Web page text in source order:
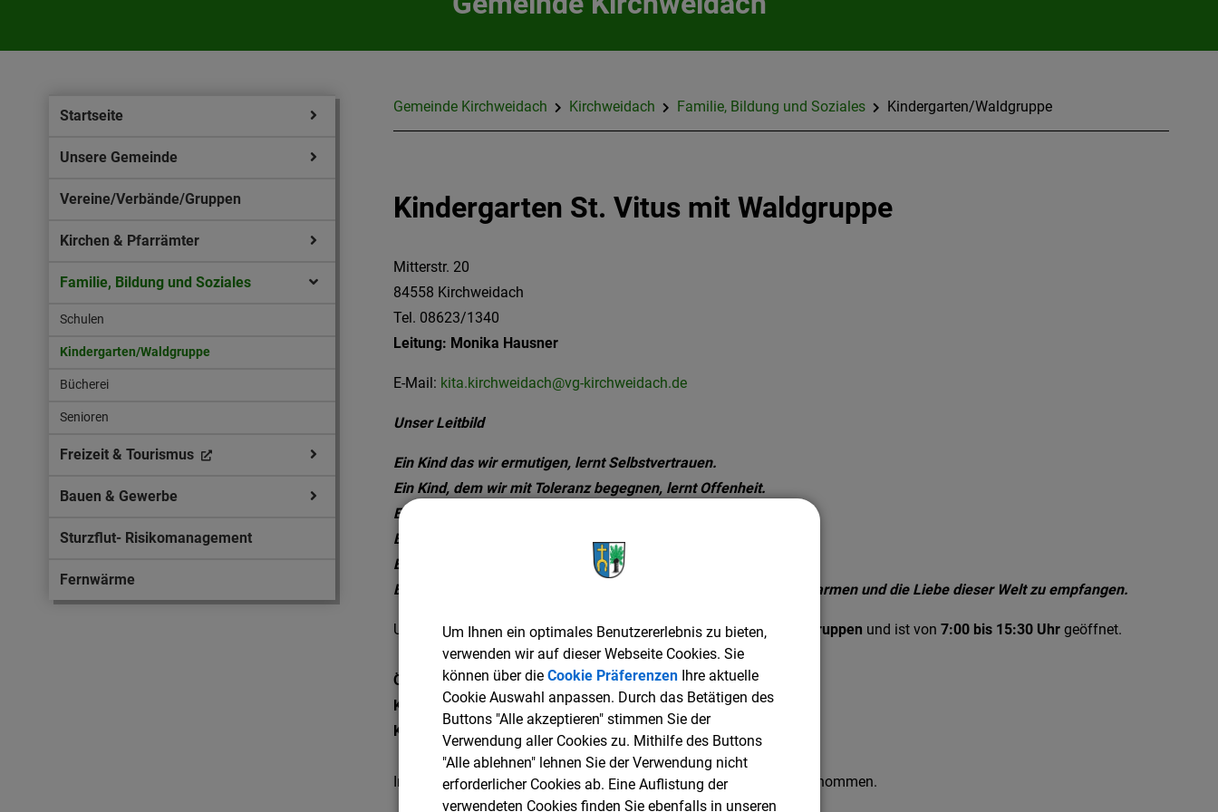
Startseite
Unsere Gemeinde
Vereine/Verbände/Gruppen
Kirchen & Pfarrämter
Familie, Bildung und Soziales
Schulen
Kindergarten/Waldgruppe
Bücherei
Senioren
Freizeit & Tourismus
Bauen & Gewerbe
Sturzflut- Risikomanagement
Fernwärme
Gemeinde Kirchweidach Kirchweidach Familie, Bildung und Soziales Kindergarten/Waldgruppe
Kindergarten St. Vitus mit Waldgruppe
Mitterstr. 20
84558 Kirchweidach
Tel. 08623/1340
Leitung: Monika Hausner
E-Mail: kita.kirchweidach@vg-kirchweidach.de
Unser Leitbild
Ein Kind das wir ermutigen, lernt Selbstvertrauen.
Ein Kind, dem wir mit Toleranz begegnen, lernt Offenheit.
Ein Kind, das Aufrichtigkeit erlebt, lernt Achtung.
Ein Kind, dem wir Zuneigung schenken, lernt Freundschaft.
Ein Kind, dem wir Geborgenheit geben, lernt Vertrauen.
Ein Kind, das geliebt und umarmt wird, lernt, zu lieben und zu umarmen und die Liebe dieser Welt zu empfangen.
Unsere Einrichtung umfasstvier Kindergarten- und zwei Krippengruppen und ist von 7:00 bis 15:30 Uhr geöffnet.
Öffnungszeiten:
Kindergarten: 07.00 bis 15.30 Uhr
Kinderkrippe: 07.00 bis 14.30 Uhr
In unsere Kinderkrippe werden Kinder ab dem 1. Geburtstag aufgenommen.
Um Ihnen ein optimales Benutzererlebnis zu bieten,
verwenden wir auf dieser Webseite Cookies. Sie
können über die Cookie PräferenzenIhre aktuelle
Cookie Auswahl anpassen. Durch das Betätigen des
Buttons "Alle akzeptieren" stimmen Sie der
Verwendung aller Cookies zu. Mithilfe des Buttons
"Alle ablehnen" lehnen Sie der Verwendung nicht
erforderlicher Cookies ab. Eine Auflistung der
verwendeten Cookies finden Sie ebenfalls in unseren